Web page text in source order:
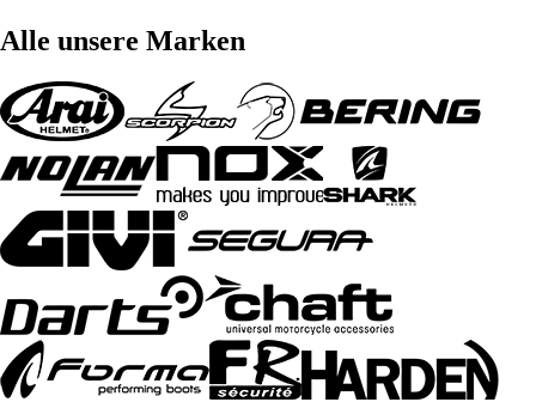
Alle unsere Marken